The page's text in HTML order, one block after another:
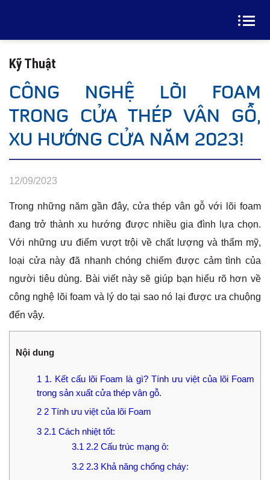
Kỹ Thuật
CÔNG NGHỆ LÕI FOAM
TRONG CỬA THÉP VÂN GỖ,
XU HƯỚNG CỬA NĂM 2023!
12/09/2023
Trong những năm gần đây, cửa thép vân gỗ với lõi foam
đang trở thành xu hướng được nhiều gia đình lựa chọn.
Với những ưu điểm vượt trội về chất lượng và thẩm mỹ,
loại cửa này đã nhanh chóng chiếm được cảm tình của
người tiêu dùng. Bài viết này sẽ giúp bạn hiểu rõ hơn về
công nghệ lõi foam và lý do tại sao nó lại được ưa chuộng
đến vậy.
Nội dung
1 1. Kết cấu lõi Foam là gì? Tính ưu việt của lõi Foam
trong sản xuất cửa thép vân gỗ.
2 2 Tính ưu việt của lõi Foam
3 2.1 Cách nhiệt tốt:
3.1 2.2 Cấu trúc mạng ô:
3.22.3 Khả năng chống cháy: